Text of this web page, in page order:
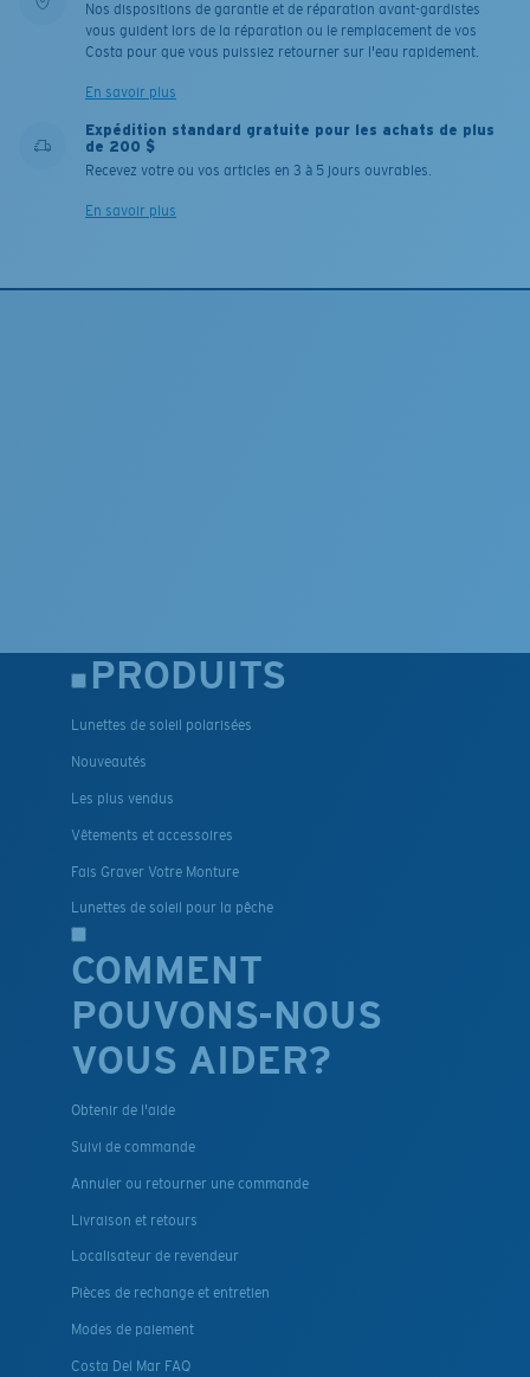
Nos dispositions de garantie et de réparation avant-gardistes
vous guident lors de la réparation ou le remplacement de vos
Costa pour que vous puissiez retourner sur l'eau rapidement.
En savoir plus
Expédition standard gratuite pour les achats de plus
de 200 $
Recevez votre ou vos articles en 3 à 5 jours ouvrables.
En savoir plus
PRODUITS
Lunettes de soleil polarisées
Nouveautés
Les plus vendus
Vêtements et accessoires
Fais Graver Votre Monture
Lunettes de soleil pour la pêche
COMMENT
POUVONS-NOUS
VOUS AIDER?
Obtenir de l'aide
Suivi de commande
Annuler ou retourner une commande
Livraison et retours
Localisateur de revendeur
Pièces de rechange et entretien
Modes de paiement
Costa Del Mar FAQ